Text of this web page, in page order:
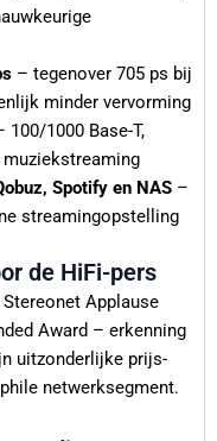
– tegenover 705 ps bij
minder vervorming
100/1000 Base-T,
Spotify en NAS –
streamingopstelling
de HiFi-pers
Applause
Award – erkenning
uitzonderlijke prijs-
netwerksegment.